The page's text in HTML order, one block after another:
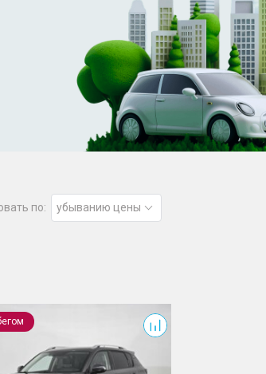
по: убыванию цены